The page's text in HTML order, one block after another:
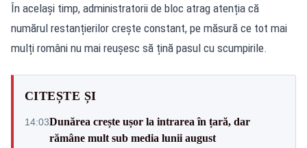
În același timp, administratorii de bloc atrag atenția că
numărul restanțierilor crește constant, pe măsură ce tot mai
mulți români nu mai reușesc să țină pasul cu scumpirile.
CITEȘTE ȘI
14:03Dunărea crește ușor la intrarea în țară, dar
rămâne mult sub media lunii august